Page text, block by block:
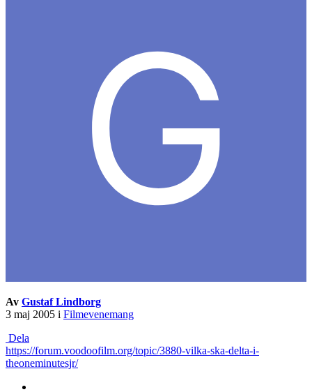
Av Gustaf Lindborg
3 maj 2005 i Filmevenemang
Dela
https://forum.voodoofilm.org/topic/3880-vilka-ska-delta-i-
theoneminutesjr/